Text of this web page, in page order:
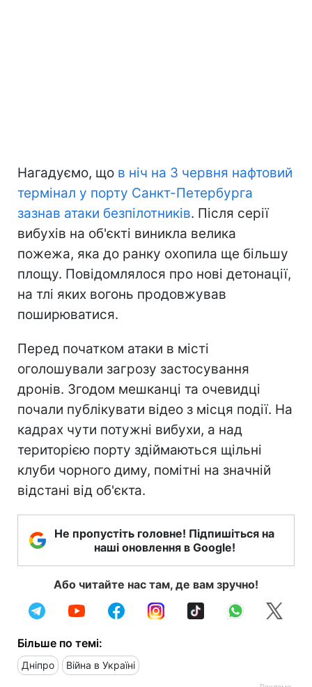
Нагадуємо, що в ніч на 3 червня нафтовий
термінал у порту Санкт-Петербурга
зазнав атаки безпілотників. Після серії
вибухів на об'єкті виникла велика
пожежа, яка до ранку охопила ще більшу
площу. Повідомлялося про нові детонації,
на тлі яких вогонь продовжував
поширюватися.
Перед початком атаки в місті
оголошували загрозу застосування
дронів. Згодом мешканці та очевидці
почали публікувати відео з місця події. На
кадрах чути потужні вибухи, а над
територією порту здіймаються щільні
клуби чорного диму, помітні на значній
відстані від об'єкта.
Не пропустіть головне! Підпишіться на
наші оновлення в Google!
Або читайте нас там, де вам зручно!
Більше по темі:
Дніпро Війна в Україні